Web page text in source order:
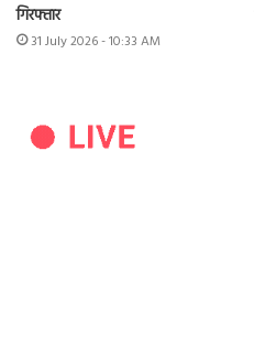
गिरफ्तार
31 July 2026 - 10:33 AM